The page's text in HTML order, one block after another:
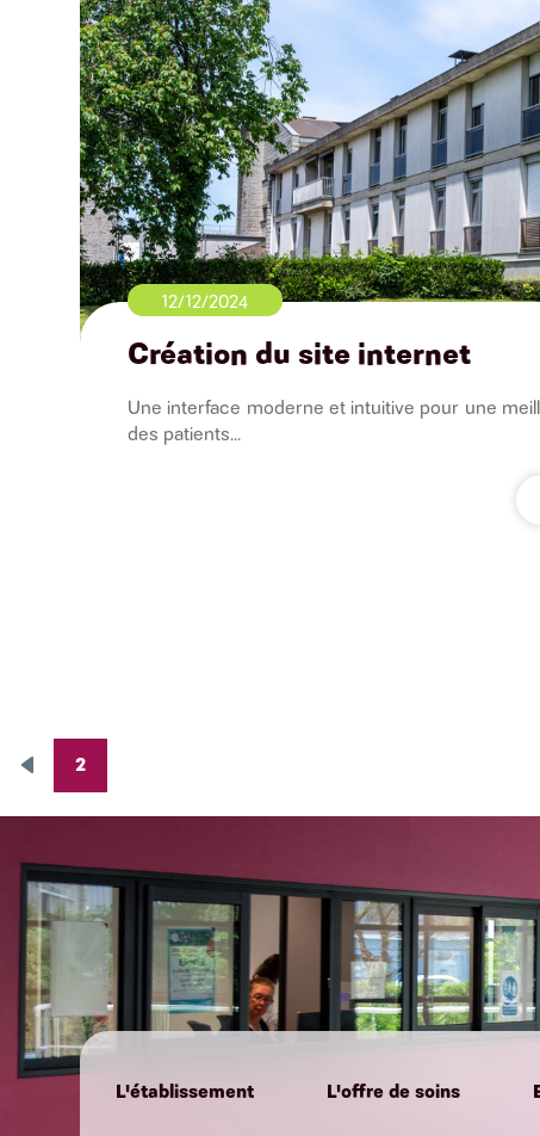
12/12/2024
Création du site internet
Une interface moderne et intuitive pour une
des patients...
Pagination
Page
2
L'établissement L'offre de soins